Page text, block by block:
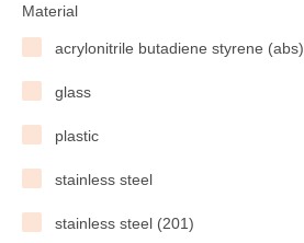
Material
acrylonitrile butadiene styrene (abs)
glass
plastic
stainless steel
stainless steel (201)